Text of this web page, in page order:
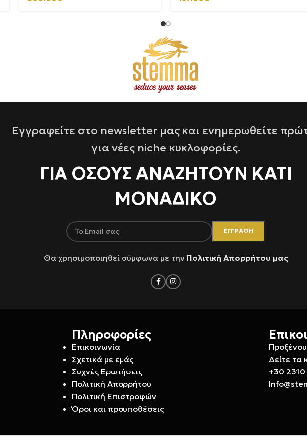
Εγγραφείτε στο newsletter μας και ενημερωθείτε
για νέες niche κυκλοφορίες.
ΓΙΑ ΌΣΟΥΣ ΑΝΑΖΗΤΟΥΝ ΚΑΤΙ
ΜΟΝΑΔΙΚΟ
Θα χρησιμοποιηθεί σύμφωνα με την Πολιτική Απορρήτου μας
Πληροφορίες
Επικοινωνία
Σχετικά με εμάς
Συχνές Ερωτήσεις
Πολιτική Απορρήτου
Πολιτική Επιστροφών
Όροι και προυποθέσεις
Δείτε τα
+30